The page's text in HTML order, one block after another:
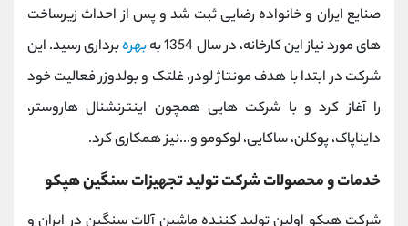
صنايع ايران و خانواده رضایی ثبت شد و پس از احداث زیرساخت
های مورد نیاز این کارخانه، در سال 1354 به
بهرهبرداری رسید. این
شرکت در ابتدا با هدف مونتاژ لودر، غلتک و بولدوزر فعالیت خود
را آغاز کرد و با شرکت هایی همچون اینترنشنال هاروستر،
دایناپاک، پوکلن، ساکایی، لوکومو و...نیز همکاری کرد.
خدمات و محصولات شرکت تولید تجهیزات سنگین هپکو